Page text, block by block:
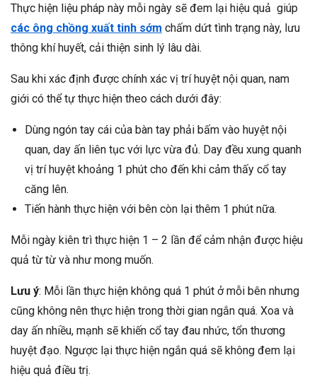
Thực hiện liệu pháp này mỗi ngày sẽ đem lại hiệu quả giúp
các ông chồng xuất tinh sớm chấm dứt tình trạng này, lưu
thông khí huyết, cải thiện sinh lý lâu dài.
Sau khi xác định được chính xác vị trí huyệt nội quan, nam
giới có thể tự thực hiện theo cách dưới đây:
Dùng ngón tay cái của bàn tay phải bấm vào huyệt nội
quan, day ấn liên tục với lực vừa đủ. Day đều xung quanh
vị trí huyệt khoảng 1 phút cho đến khi cảm thấy cổ tay
căng lên.
Tiến hành thực hiện với bên còn lại thêm 1 phút nữa.
Mỗi ngày kiên trì thực hiện 1 – 2 lần để cảm nhận được hiệu
quả từ từ và như mong muốn.
Lưu ý: Mỗi lần thực hiện không quá 1 phút ở mỗi bên nhưng
cũng không nên thực hiện trong thời gian ngắn quá. Xoa và
day ấn nhiều, mạnh sẽ khiến cổ tay đau nhức, tổn thương
huyệt đạo. Ngược lại thực hiện ngắn quá sẽ không đem lại
hiệu quả điều trị.